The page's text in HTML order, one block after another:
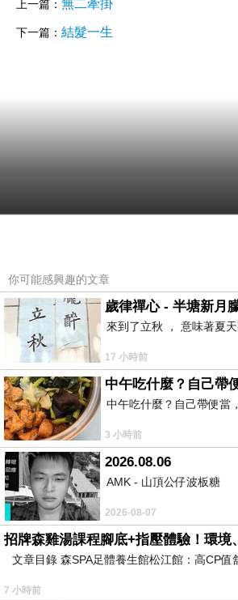
上一篇： 無二牽掛
下一篇： 結髮一生
你可能感興趣的文章
歲律禪心 - 半塘新月
來到了立秋 ， 意味著夏
17 小時前
中午吃什麼？自己帶
中午吃什麼？自己帶便當
3 小時前
2026.08.06
AMK - 山頂公仔波板糖
2026-08-07
招牌森雞湯課程腳底+指壓體驗！環
文章目錄 森SPA足體養生館松江館：高CP
7 小時前